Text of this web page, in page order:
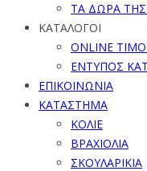
ΤΑ ΔΩΡΑ
ΚΑΤΑΛΟΓΟΙ
ONLINE
ΕΝΤΥΠΟΣ
ΕΠΙΚΟΙΝΩΝΙΑ
ΚΑΤΑΣΤΗΜΑ
ΚΟΛΙΕ
ΒΡΑΧΙΟΛΙΑ
ΣΚΟΥΛΑΡΙΚΙΑ